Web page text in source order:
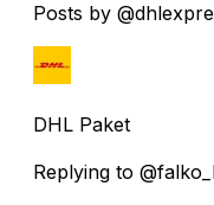
Posts by
DHL Paket
Replying to